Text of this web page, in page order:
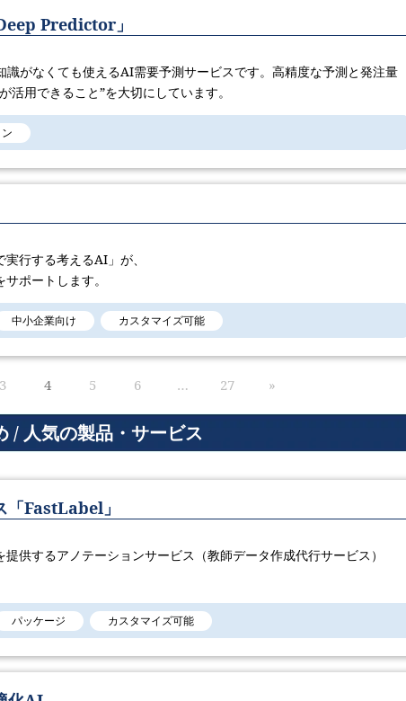
Predictor」
識がなくても使えるAI需要予測サービスです。高精度な予測と発注量
活用できること”を大切にしています。
行する考えるAI」が、
ポートします。
中小企業向け カスタマイズ可能
3 4 5 6 … 27 »
/ 人気の製品・サービス
「FastLabel」
供するアノテーションサービス（教師データ作成代行サービス）
パッケージ カスタマイズ可能